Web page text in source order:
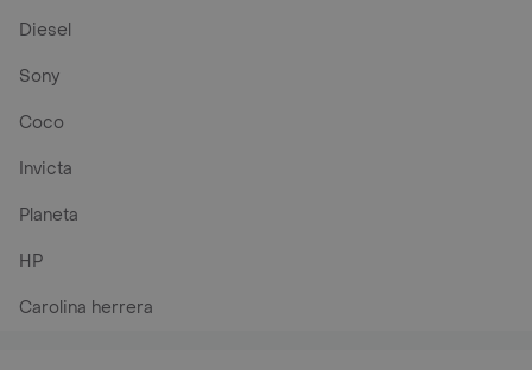
Diesel
Sony
Coco
Invicta
Planeta
HP
Carolina herrera